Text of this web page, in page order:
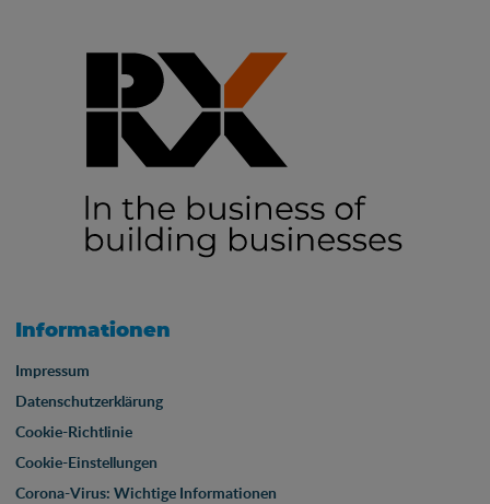
Informationen
Impressum
Datenschutzerklärung
Cookie-Richtlinie
Cookie-Einstellungen
Corona-Virus: Wichtige Informationen